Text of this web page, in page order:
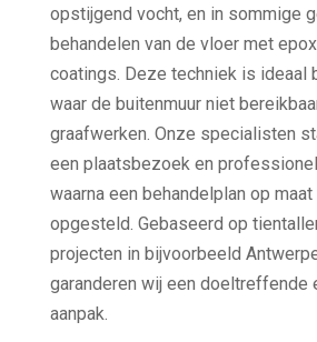
opstijgend vocht, en in sommige
behandelen van de vloer met
coatings. Deze techniek is ideaal
waar de buitenmuur niet
graafwerken. Onze specialisten
een plaatsbezoek en
waarna een behandelplan op
opgesteld. Gebaseerd op
projecten in bijvoorbeeld
garanderen wij een doeltreffende
aanpak.